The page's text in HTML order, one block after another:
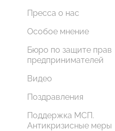
Пресса о нас
Особое мнение
Бюро по защите прав
предпринимателей
Видео
Поздравления
Поддержка МСП.
Антикризисные меры